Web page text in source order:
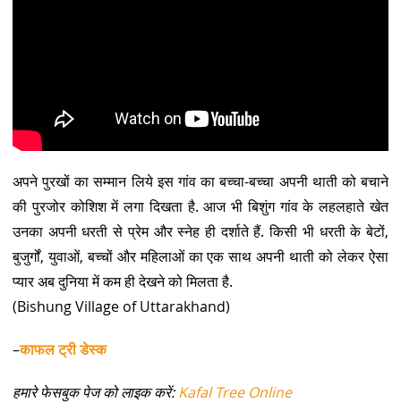
अपने पुरखों का सम्मान लिये इस गांव का बच्चा-बच्चा अपनी थाती को बचाने
की पुरजोर कोशिश में लगा दिखता है. आज भी बिशुंग गांव के लहलहाते खेत
उनका अपनी धरती से प्रेम और स्नेह ही दर्शाते हैं. किसी भी धरती के बेटों,
बुजुर्गों, युवाओं, बच्चों और महिलाओं का एक साथ अपनी थाती को लेकर ऐसा
प्यार अब दुनिया में कम ही देखने को मिलता है.
(Bishung Village of Uttarakhand)
–काफल ट्री डेस्क
हमारे फेसबुक पेज को लाइक करें:Kafal Tree Online